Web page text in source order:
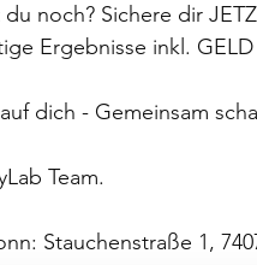
noch? Sichere dir
Ergebnisse inkl. GELD
dich - Gemeinsam
Team.
Stauchenstraße 1,